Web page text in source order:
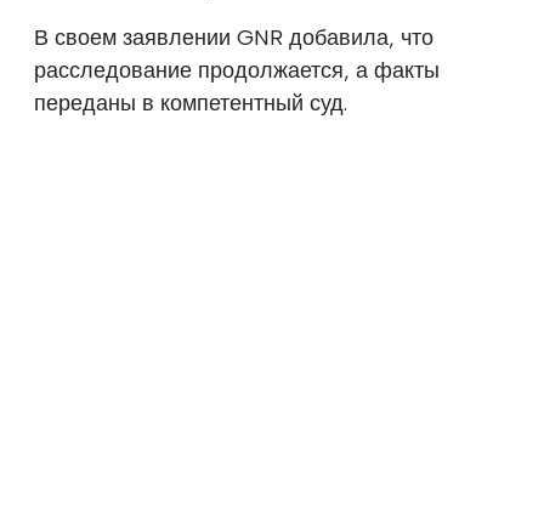
В своем заявлении GNR добавила, что
расследование продолжается, а факты
переданы в компетентный суд.